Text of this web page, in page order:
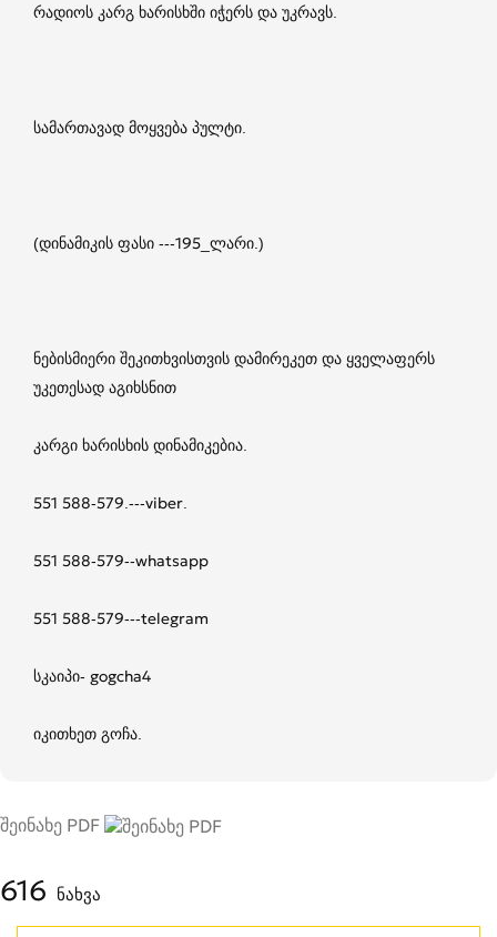
რადიოს კარგ ხარისხში იჭერს და უკრავს.
სამართავად მოყვება პულტი.
(დინამიკის ფასი ---195_ლარი.)
ნებისმიერი შეკითხვისთვის დამირეკეთ და ყველაფერს
უკეთესად აგიხსნით
კარგი ხარისხის დინამიკებია.
551 588-579.---viber.
551 588-579--whatsapp
551 588-579---telegram
სკაიპი- gogcha4
იკითხეთ გოჩა.
შეინახე PDF
616 ნახვა